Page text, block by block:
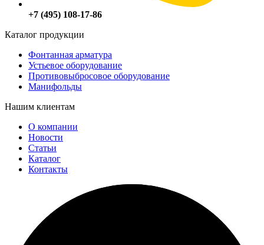
+7 (495) 108-17-86
Каталог продукции
Фонтанная арматура
Устьевое оборудование
Противовыбросовое оборудование
Манифольды
Нашим клиентам
О компании
Новости
Статьи
Каталог
Контакты